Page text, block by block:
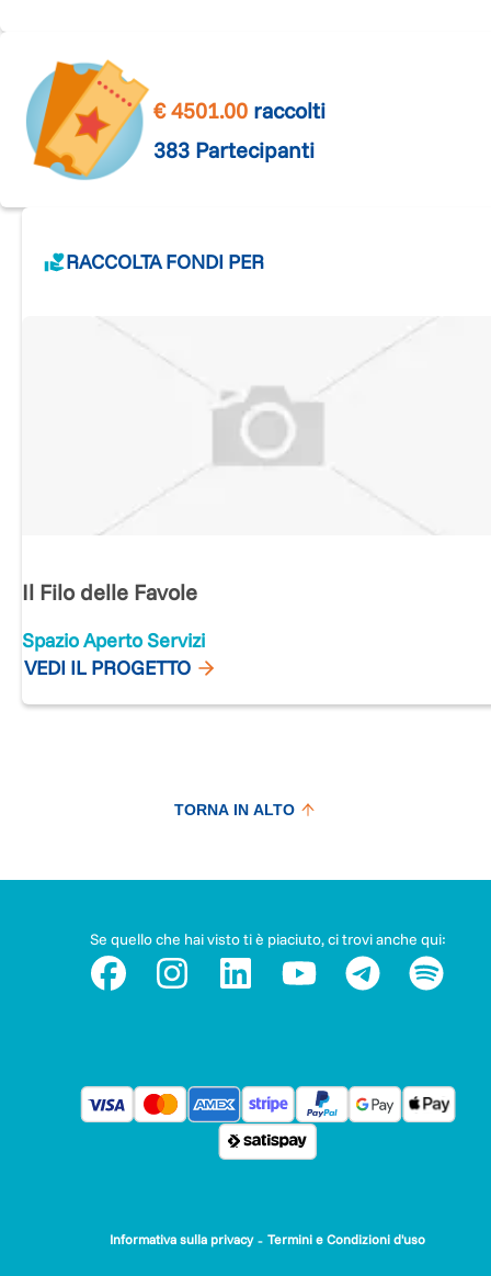
€4501.00 raccolti
383 Partecipanti
RACCOLTA FONDI PER
Il Filo delle Favole
Spazio Aperto Servizi
VEDI IL PROGETTO
TORNA IN ALTO
Se quello che hai visto ti è piaciuto, ci trovi anche qui:
Informativa sulla privacy - Termini e Condizioni d'uso